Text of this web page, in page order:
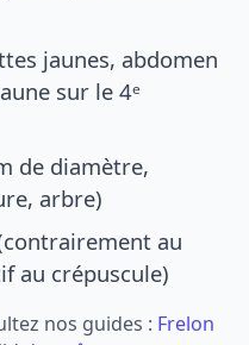
jaunes, abdomen
sur le 4ᵉ
de diamètre,
arbre)
au
au crépuscule)
nos guides : Frelon